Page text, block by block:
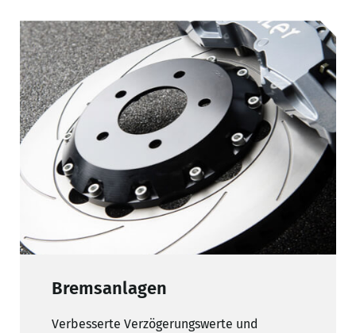
Bremsanlagen
Verbesserte Verzögerungswerte und